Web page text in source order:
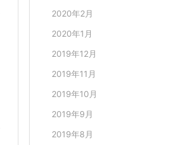
2020年2月
2020年1月
2019年12月
2019年11月
2019年10月
2019年9月
2019年8月